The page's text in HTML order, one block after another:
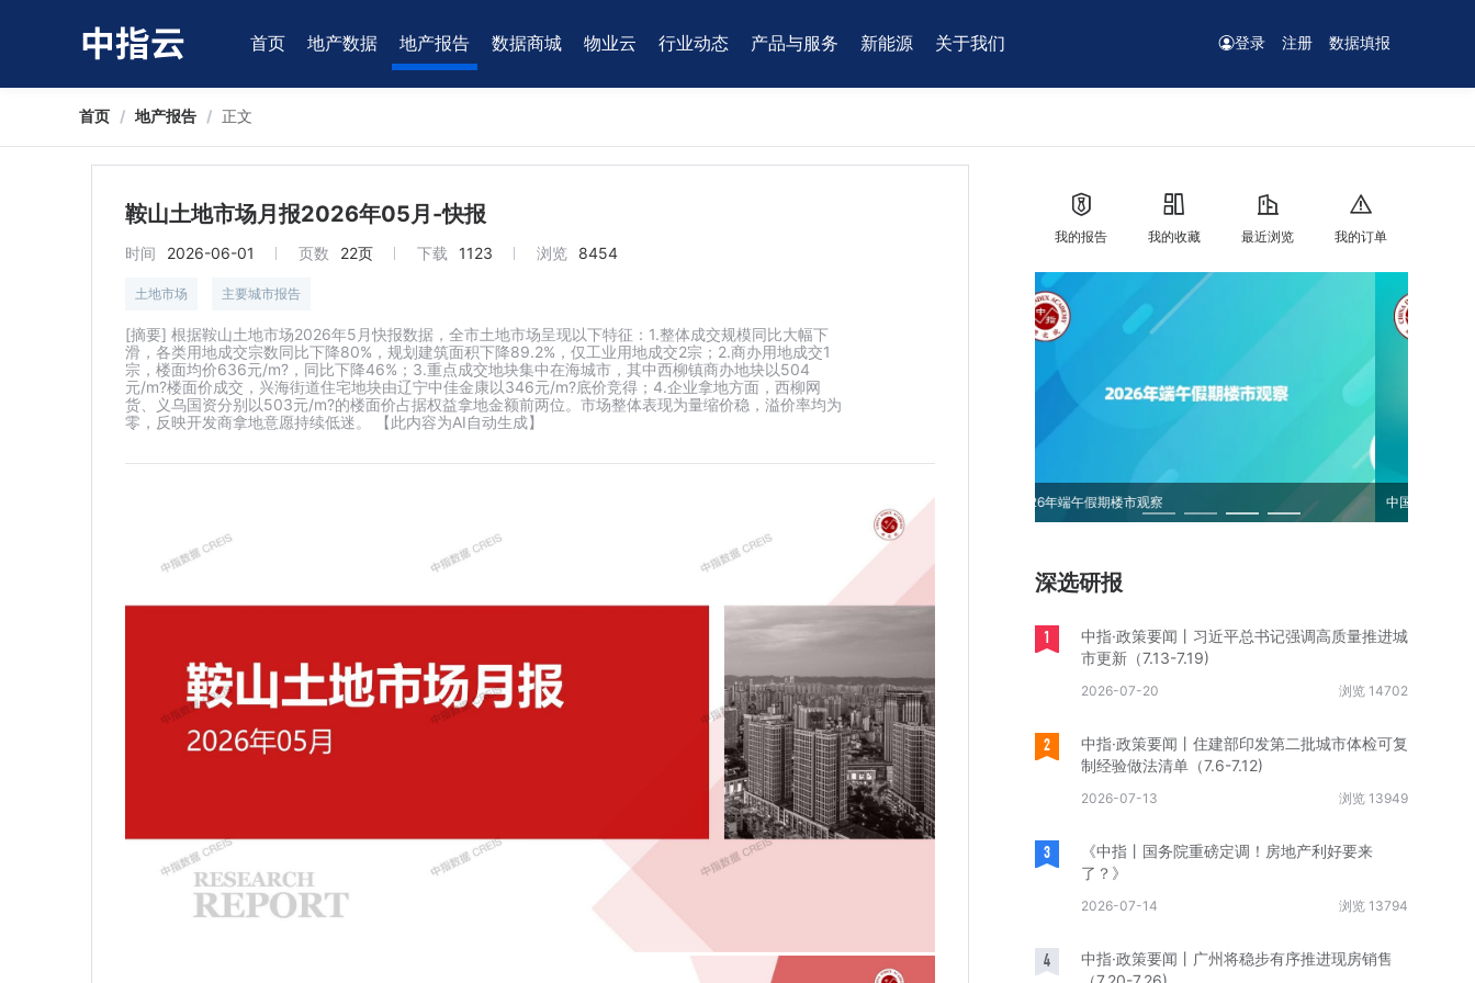
首页 地产数据 地产报告 数据商城 物业云 行业动态 产品与服务 新能源 关于我们 登录 注册 数据填报
首页 / 地产报告 / 正文
鞍山土地市场月报2026年05月-快报
时间 2026-06-01 页数 22页 下载 1123 浏览 8454
土地市场 主要城市报告
[摘要] 根据鞍山土地市场2026年5月快报数据，全市土地市场呈现以下特征：1.整体成交规模同比大幅下
滑，各类用地成交宗数同比下降80%，规划建筑面积下降89.2%，仅工业用地成交2宗；2.商办用地成交1
宗，楼面均价636元/m?，同比下降46%；3.重点成交地块集中在海城市，其中西柳镇商办地块以504
元/m?楼面价成交，兴海街道住宅地块由辽宁中佳金康以346元/m?底价竞得；4.企业拿地方面，西柳网
货、义乌国资分别以503元/m?的楼面价占据权益拿地金额前两位。市场整体表现为量缩价稳，溢价率均为
零，反映开发商拿地意愿持续低迷。 【此内容为AI自动生成】
我的报告 我的收藏 最近浏览 我的订单
中国保租房筹集模式全景复盘
深选研报
1
中指·政策要闻丨习近平总书记强调高质量推进城
市更新（7.13-7.19)
2026-07-20 浏览 14702
2
中指·政策要闻丨住建部印发第二批城市体检可复
制经验做法清单（7.6-7.12)
2026-07-13 浏览 13949
3
《中指丨国务院重磅定调！房地产利好要来
了？》
2026-07-14 浏览 13794
4
中指·政策要闻丨广州将稳步有序推进现房销售